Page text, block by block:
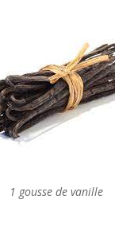
1 gousse de vanille